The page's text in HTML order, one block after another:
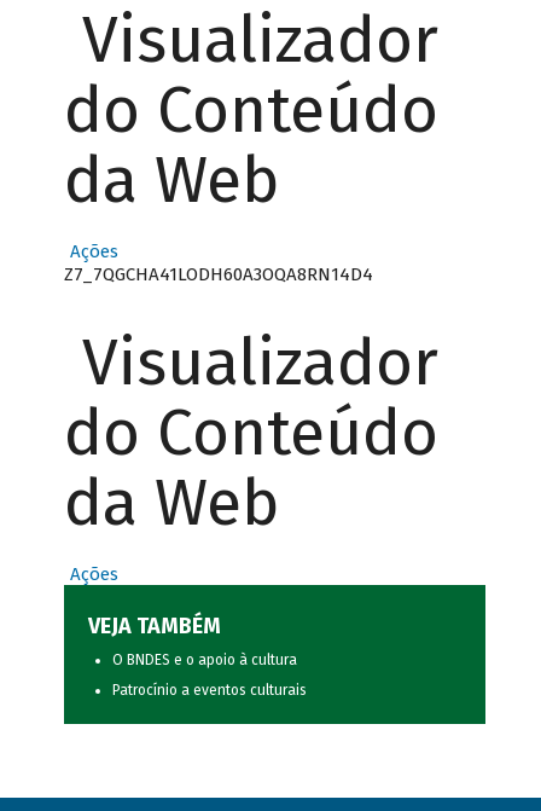
Visualizador
do Conteúdo
da Web
Ações
Z7_7QGCHA41LODH60A3OQA8RN14D4
Visualizador
do Conteúdo
da Web
Ações
VEJA TAMBÉM
O BNDES e o apoio à cultura
Patrocínio a eventos culturais